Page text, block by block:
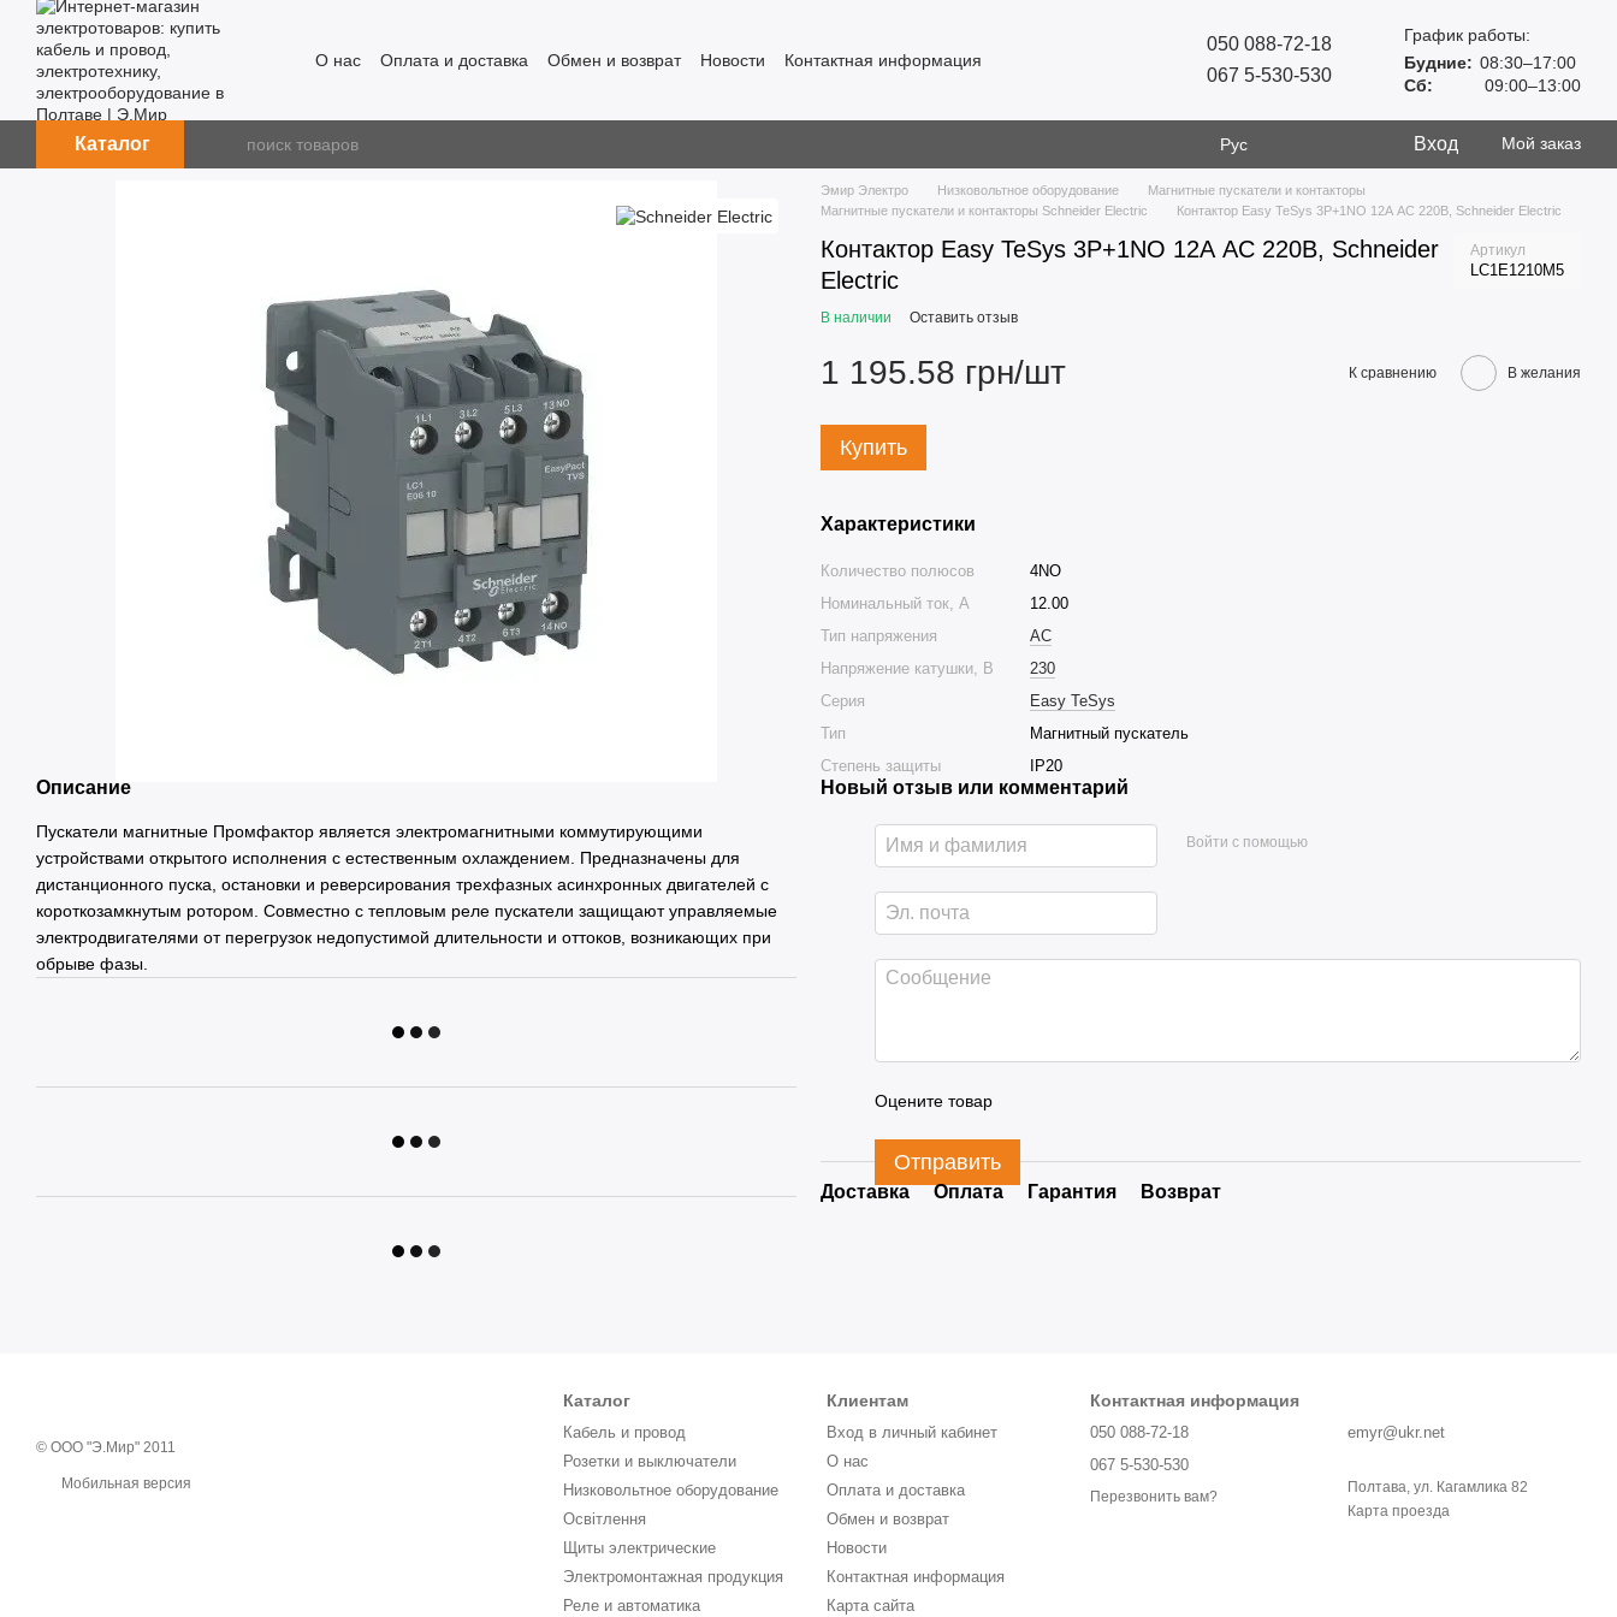
Перейти к основному контенту
О нас Оплата и доставка Обмен и возврат Новости Контактная информация
050 088-72-18
067 5-530-530
График работы:
Будние: 08:30–17:00
Сб:
09:00–13:00
Каталог Рус Вход Мой заказ
Описание
Пускатели магнитные Промфактор является электромагнитными коммутирующими
устройствами открытого исполнения с естественным охлаждением. Предназначены для
дистанционного пуска, остановки и реверсирования трехфазных асинхронных двигателей с
короткозамкнутым ротором. Совместно с тепловым реле пускатели защищают управляемые
электродвигателями от перегрузок недопустимой длительности и оттоков, возникающих при
обрыве фазы.
Эмир Электро Низковольтное оборудование
Магнитные пускатели и контакторы
Магнитные пускатели и контакторы Schneider Electric
Контактор Easy TeSys 3Р+1NO 12А АС 220В, Schneider Electric
Контактор Easy TeSys 3Р+1NO 12А АС 220В, Schneider
Electric
Артикул
LC1E1210M5
В наличии Оставить отзыв
1 195.58 грн/шт К сравнению В желания
Купить
Характеристики
Количество полюсов
4NO
Номинальный ток, А
12.00
Тип напряжения
AC
Напряжение катушки, В
230
Серия
Easy TeSys
Тип
Магнитный пускатель
Степень защиты
IP20
Новый отзыв или комментарий
Войти с помощью
Оцените товар
Отправить
Доставка Оплата Гарантия Возврат
© ООО "Э.Мир" 2011
Мобильная версия
Каталог
Кабель и провод
Розетки и выключатели
Низковольтное оборудование
Освітлення
Щиты электрические
Электромонтажная продукция
Реле и автоматика
Клиентам
Вход в личный кабинет
О нас
Оплата и доставка
Обмен и возврат
Новости
Контактная информация
Карта сайта
Контактная информация
050 088-72-18
067 5-530-530
Перезвонить вам?
emyr@ukr.net
Полтава, ул. Кагамлика 82
Карта проезда